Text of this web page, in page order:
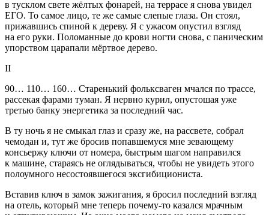
в тусклом свете жёлтых фонарей, на террасе я снова увидел
ЕГО. То самое лицо, те же самые слепые глаза. Он стоял,
прижавшись спиной к дереву. Я с ужасом опустил взгляд
на его руки. Поломанные до крови ногти снова, с паническим
упорством царапали мёртвое дерево.
II
90… 110… 160… Старенький фольксваген мчался по трассе,
рассекая фарами туман. Я нервно курил, опустошая уже
третью банку энергетика за последний час.
В ту ночь я не смыкал глаз и сразу же, на рассвете, собрал
чемодан и, тут же бросив попавшемуся мне зевающему
консьержу ключи от номера, быстрым шагом направился
к машине, стараясь не оглядываться, чтобы не увидеть этого
полоумного несостоявшегося эксгибициониста.
Вставив ключ в замок зажигания, я бросил последний взгляд
на отель, который мне теперь почему-то казался мрачным